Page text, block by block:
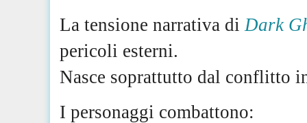
La tensione narrativa di Dark
pericoli esterni.
Nasce soprattutto dal conflitto
I personaggi combattono: